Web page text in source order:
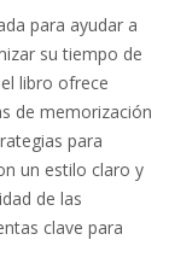
para ayudar a
su tiempo de
libro ofrece
de memorización
para
un estilo claro y
de las
clave para